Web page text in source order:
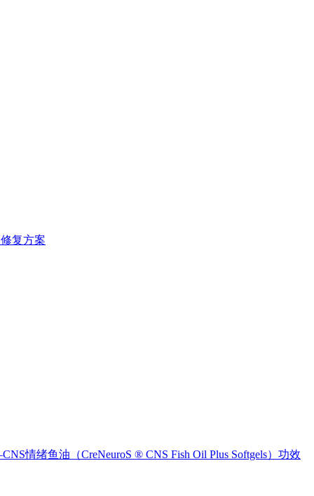
复方案
情绪鱼油（CreNeuroS ® CNS Fish Oil Plus Softgels）功效